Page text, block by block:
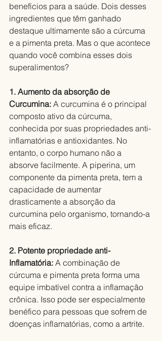
benefícios para a saúde. Dois desses
ingredientes que têm ganhado
destaque ultimamente são a cúrcuma
e a pimenta preta. Mas o que acontece
quando você combina esses dois
superalimentos?
1. Aumento da absorção de
Curcumina: A curcumina é o principal
composto ativo da cúrcuma,
conhecida por suas propriedades anti-
inflamatórias e antioxidantes. No
entanto, o corpo humano não a
absorve facilmente. A piperina, um
componente da pimenta preta, tem a
capacidade de aumentar
drasticamente a absorção da
curcumina pelo organismo, tornando-a
mais eficaz.
2. Potente propriedade anti-
Inflamatória: A combinação de
cúrcuma e pimenta preta forma uma
equipe imbatível contra a inflamação
crônica. Isso pode ser especialmente
benéfico para pessoas que sofrem de
doenças inflamatórias, como a artrite.